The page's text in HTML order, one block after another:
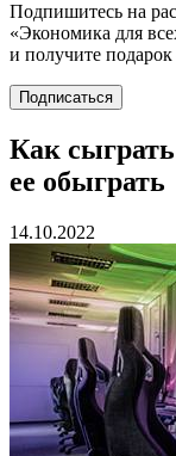
Подпишитесь на
«Экономика для
и получите
Подписаться
Как
ее обыграть
14.10.2022